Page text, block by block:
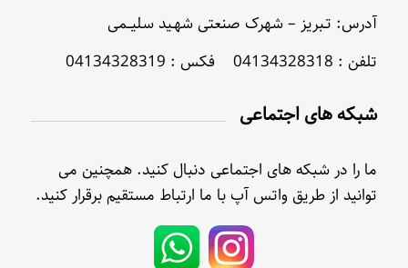
آدرس: تـبریز – شهرک صنعتی شهـید سلیــمی
تلفن : 04134328318 فکس : 04134328319
شبکه های اجتماعی
ما را در شبکه های اجتماعی دنبال کنید. همچنین می
توانید از طریق واتس آپ با ما ارتباط مستقیم برقرار کنید.